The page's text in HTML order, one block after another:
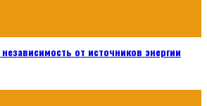
от источников энергии